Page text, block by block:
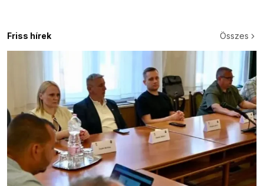
Friss hírek Összes